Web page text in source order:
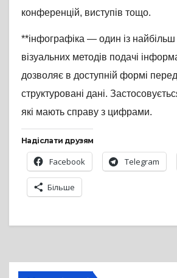
конференцій, виступів тощо.
**інфографіка — один із
візуальних методів подачі
дозволяє в доступній формі
структуровані дані.
які мають справу з цифрами.
Надіслати друзям
Facebook Telegram
Більше